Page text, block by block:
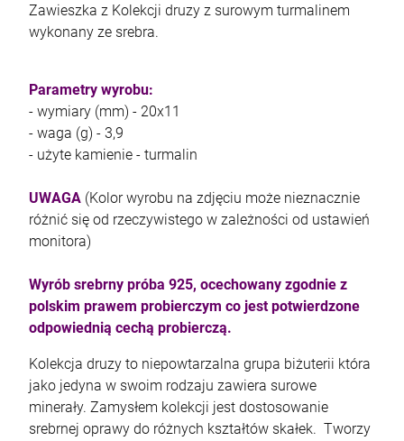
kam F granat okr 3
4,71 zł
DO KOSZYKA
Zawieszka z Kolekcji druzy z surowym turmalinem
wykonany ze srebra.
Parametry wyrobu:
- wymiary (mm) - 20x11
- waga (g) - 3,9
- użyte kamienie - turmalin
UWAGA (Kolor wyrobu na zdjęciu może nieznacznie
różnić się od rzeczywistego w zależności od ustawień
monitora)
Wyrób srebrny próba 925, ocechowany zgodnie z
polskim prawem probierczym co jest potwierdzone
odpowiednią cechą probierczą.
Kolekcja druzy to niepowtarzalna grupa biżuterii która
jako jedyna w swoim rodzaju zawiera surowe
minerały. Zamysłem kolekcji jest dostosowanie
srebrnej oprawy do różnych kształtów skałek. Tworzy